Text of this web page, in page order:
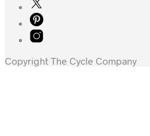
Copyright The Cycle Company